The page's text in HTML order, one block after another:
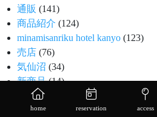
home reservation access
通販 (141)
商品紹介 (124)
minamisanriku hotel kanyo (123)
売店 (76)
気仙沼 (34)
新商品(14)
父の日
新入社員